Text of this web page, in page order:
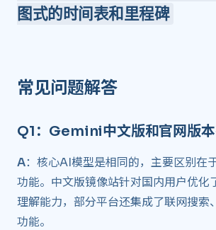
图式的时间表和里程碑
常见问题解答 ​
Q1：Gemini中文版和官网版本
A：核心AI模型是相同的，主要区别在
功能。中文版镜像站针对国内用户优化
理解能力，部分平台还集成了联网搜索
功能。